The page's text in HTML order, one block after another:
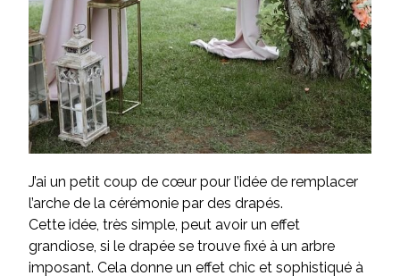
J’ai un petit coup de cœur pour l’idée de remplacer
l’arche de la cérémonie par des drapés.
Cette idée, très simple, peut avoir un effet
grandiose, si le drapée se trouve fixé à un arbre
imposant. Cela donne un effet chic et sophistiqué à